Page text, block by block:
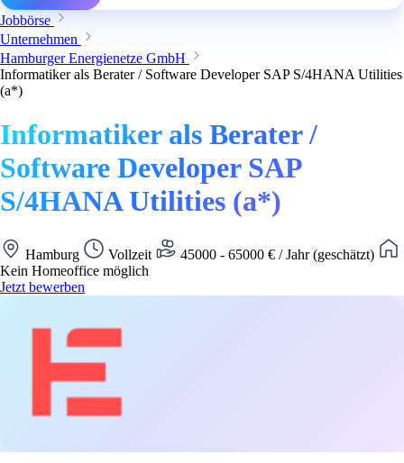
Jobbörse
Unternehmen
Hamburger Energienetze GmbH
Informatiker als Berater / Software Developer SAP S/4HANA Utilities
(a*)
Informatiker als Berater /
Software Developer SAP
S/4HANA Utilities (a*)
Hamburg Vollzeit
45000 - 65000 € / Jahr (geschätzt)
Kein Homeoffice möglich
Jetzt bewerben